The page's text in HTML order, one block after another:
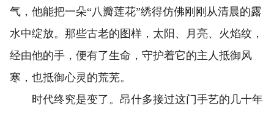
气，他能把一朵“八瓣莲花”绣得仿佛刚刚从清晨的露
水中绽放。那些古老的图样，太阳、月亮、火焰纹，
经由他的手，便有了生命，守护着它的主人抵御风
寒，也抵御心灵的荒芜。
时代终究是变了。昂什多接过这门手艺的几十年